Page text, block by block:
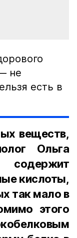
не
есть в
веществ,
Ольга
кислоты,
так мало в
этого